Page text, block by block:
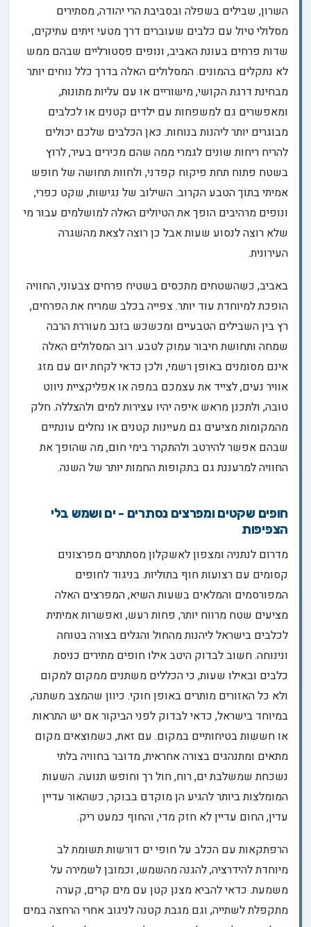
השרון, שבילים בשפלה ובסביבת הרי יהודה, מסתירים
מסלולי טיול עם כלבים שעוברים דרך מטעי זיתים עתיקים,
שדות פרחים בעונת האביב, ונופים פסטורליים שבהם ממש
לא נתקלים בהמונים. המסלולים האלה בדרך כלל נוחים יותר
מבחינת דרגת הקושי, מישוריים או עם עליות מתונות,
ומאפשרים גם למשפחות עם ילדים קטנים או לכלבים
מבוגרים יותר ליהנות בנוחות. כאן הכלבים שלכם יכולים
להריח ריחות שונים לגמרי ממה שהם מכירים בעיר, לרוץ
בשטח פתוח תחת פיקוח קפדני, ולחוות תחושה של חופש
אמיתי בתוך הטבע הקרוב. השילוב של נגישות, שקט כפרי,
ונופים מרהיבים הופך את הטיולים האלה למושלמים עבור מי
שלא רוצה לנסוע שעות אבל כן רוצה לצאת מהשגרה
העירונית.
באביב, כשהשטחים מתכסים בשטיח פרחים צבעוני, החוויה
הופכת למיוחדת עוד יותר. צפייה בכלב שמריח את הפרחים,
רץ בין השבילים הטבעיים ומכשכש בזנב מעוררת הרבה
שמחה ותחושת חיבור עמוק לטבע. רוב המסלולים האלה
אינם מסומנים באופן רשמי, ולכן כדאי לקחת יום עם מזג
אוויר נעים, לצייד את עצמכם במפה או אפליקציית ניווט
טובה, ולתכנן מראש איפה יהיו עצירות למים ולהצללה. חלק
מהמקומות מציעים גם מעיינות קטנים או נחלים עונתיים
שבהם אפשר להירטב ולהתקרר בימי חום, מה שהופך את
החוויה למרעננת גם בתקופות החמות יותר של השנה.
חופים שקטים ומפרצים נסתרים - ים ושמש בלי
הצפיפות
מדרום לנתניה ומצפון לאשקלון מסתתרים מפרצונים
קסומים עם רצועות חוף בתוליות. בניגוד לחופים
המפורסמים והמלאים בשעות השיא, המפרצים האלה
מציעים שטח מרווח יותר, פחות רעש, ואפשרות אמיתית
לכלבים בישראל ליהנות מהחול והגלים בצורה בטוחה
ונינוחה. חשוב לבדוק היטב אילו חופים מתירים כניסת
כלבים ובאילו שעות, כי הכללים משתנים ממקום למקום
ולא כל האזורים מותרים באופן חוקי. כיוון שהמצב משתנה,
במיוחד בישראל, כדאי לבדוק לפני הביקור אם יש התראות
או חששות בטיחותיים במקום. עם זאת, כשמוצאים מקום
מתאים ומתנהגים בצורה אחראית, מדובר בחוויה בלתי
נשכחת שמשלבת ים, רוח, חול רך וחופש תנועה. השעות
המומלצות ביותר להגיע הן מוקדם בבוקר, כשהאור עדיין
עדין, החום עדיין לא חזק מדי, והחוף כמעט ריק.
הרפתקאות עם הכלב על חופי ים דורשות תשומת לב
מיוחדת להידרציה, להגנה מהשמש, וכמובן לשמירה על
משמעת. כדאי להביא מצנן קטן עם מים קרים, קערה
מתקפלת לשתייה, וגם מגבת קטנה לניגוב אחרי הרחצה במים